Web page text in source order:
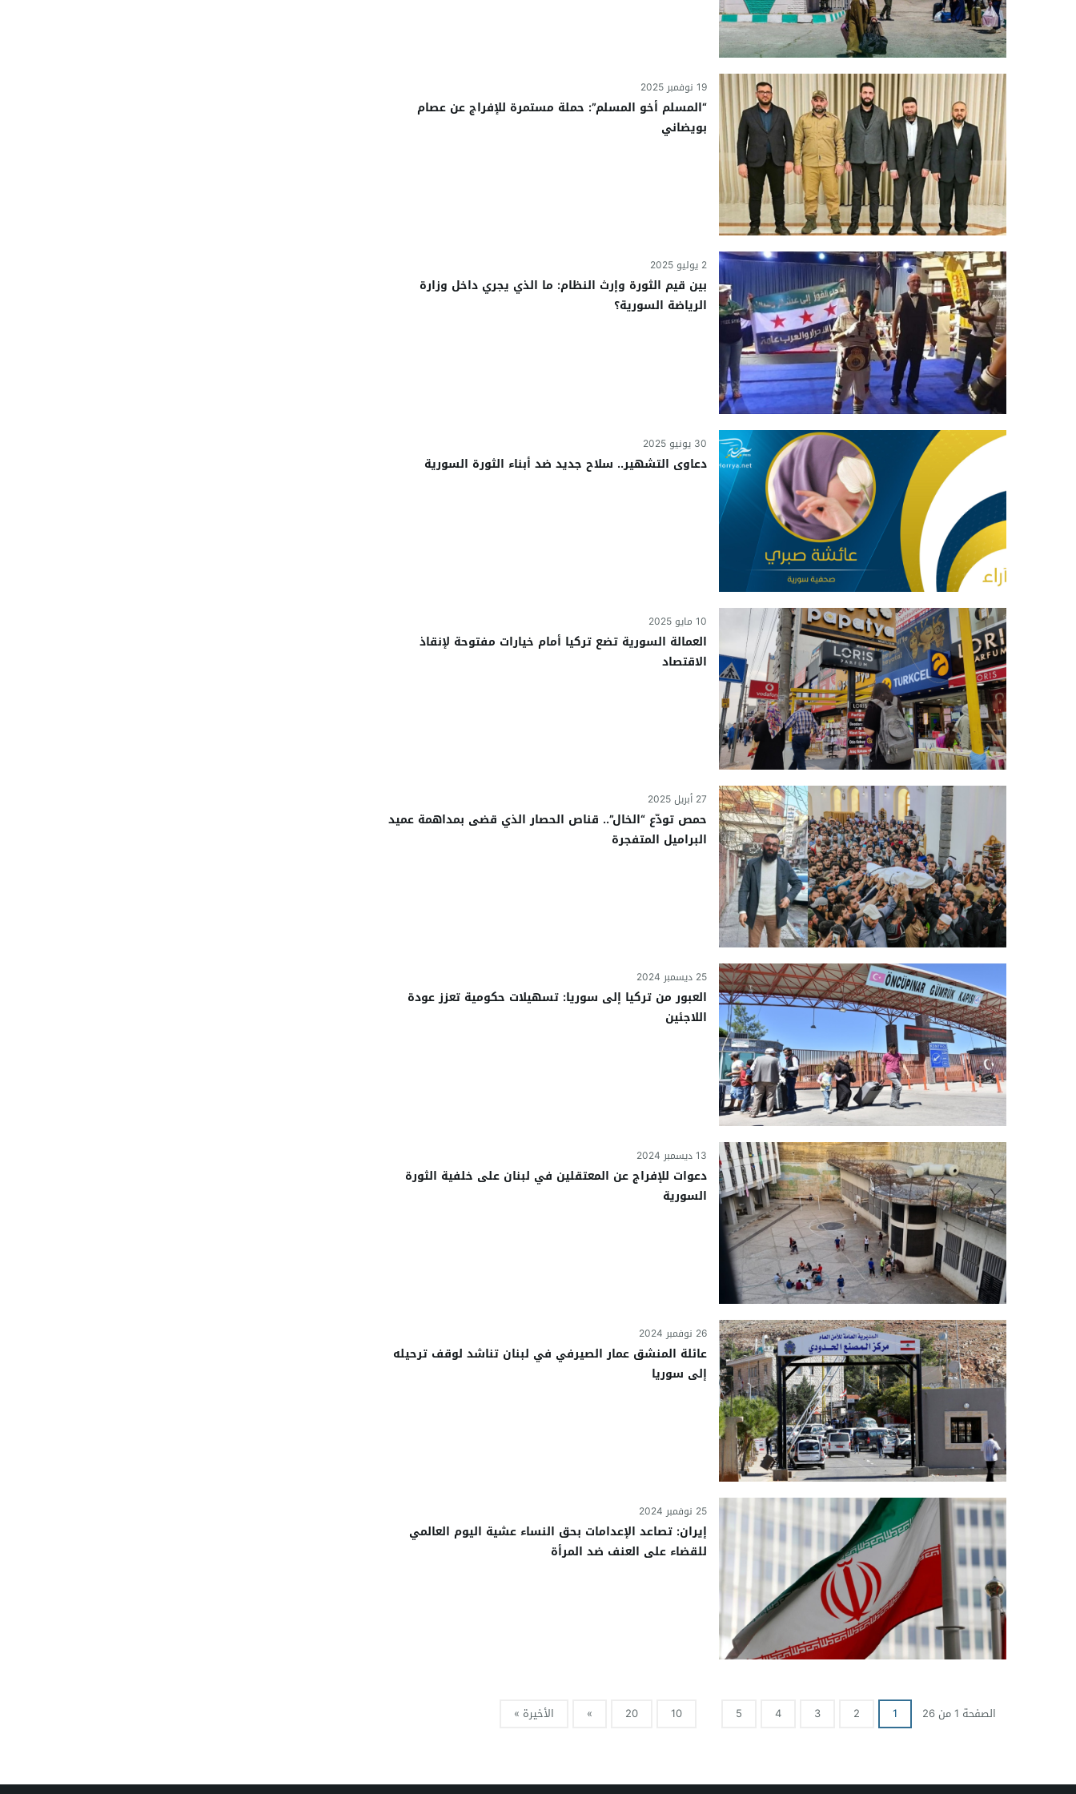
19 نوفمبر 2025
“المسلم أخو المسلم”: حملة مستمرة للإفراج عن عصام
بويضاني
2 يوليو 2025
بين قيم الثورة وإرث النظام: ما الذي يجري داخل وزارة
الرياضة السورية؟
30 يونيو 2025
دعاوى التشهير.. سلاح جديد ضد أبناء الثورة السورية
10 مايو 2025
العمالة السورية تضع تركيا أمام خيارات مفتوحة لإنقاذ
الاقتصاد
27 أبريل 2025
حمص تودّع “الخال”.. قناص الحصار الذي قضى بمداهمة عميد
البراميل المتفجرة
25 ديسمبر 2024
العبور من تركيا إلى سوريا: تسهيلات حكومية تعزز عودة
اللاجئين
13 ديسمبر 2024
دعوات للإفراج عن المعتقلين في لبنان على خلفية الثورة
السورية
26 نوفمبر 2024
عائلة المنشق عمار الصيرفي في لبنان تناشد لوقف ترحيله
إلى سوريا
25 نوفمبر 2024
إيران: تصاعد الإعدامات بحق النساء عشية اليوم العالمي
للقضاء على العنف ضد المرأة
الصفحة 1 من 26 1
2
3
4
5
10
20
» الأخيرة »